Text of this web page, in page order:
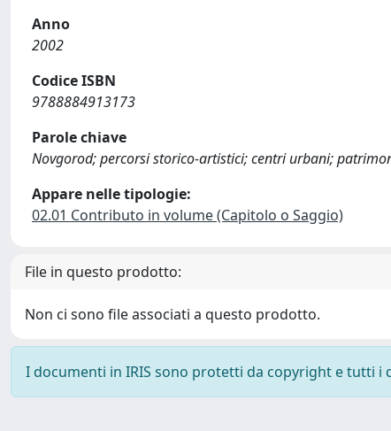
Anno
2002
Codice ISBN
9788884913173
Parole chiave
Novgorod; percorsi storico-artistici; centri urbani;
Appare nelle tipologie:
02.01 Contributo in volume (Capitolo o Saggio)
File in questo prodotto:
Non ci sono file associati a questo prodotto.
I documenti in IRIS sono protetti da copyright e tutti i